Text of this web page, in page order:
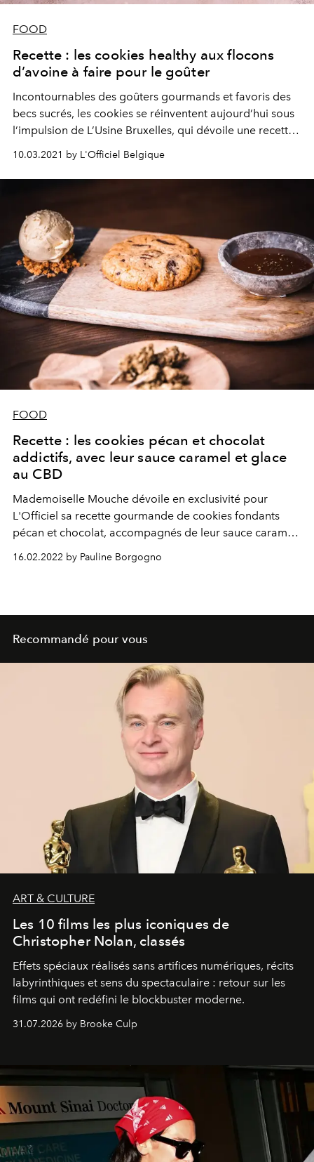
FOOD
Recette : les cookies healthy aux flocons
d’avoine à faire pour le goûter
Incontournables des goûters gourmands et favoris des
becs sucrés, les cookies se réinventent aujourd’hui sous
l’impulsion de L’Usine Bruxelles, qui dévoile une recette
nutritive ajoutée.
10.03.2021 by L'Officiel Belgique
FOOD
Recette : les cookies pécan et chocolat
addictifs, avec leur sauce caramel et glace
au CBD
Mademoiselle Mouche dévoile en exclusivité pour
L'Officiel sa recette gourmande de cookies fondants
pécan et chocolat, accompagnés de leur sauce caramel
16.02.2022 by Pauline Borgogno
Recommandé pour vous
ART & CULTURE
Les 10 films les plus iconiques de
Christopher Nolan, classés
Effets spéciaux réalisés sans artifices numériques, récits
labyrinthiques et sens du spectaculaire : retour sur les
films qui ont redéfini le blockbuster moderne.
31.07.2026 by Brooke Culp